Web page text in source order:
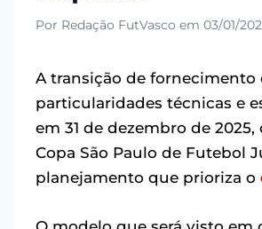
Por Redação FutVasco em 03/01/
A transição de
particularidades técnicas e
em 31 de dezembro de
Copa São Paulo de Futebol
planejamento que prioriza o